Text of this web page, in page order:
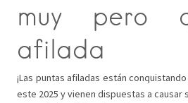
muy pero
afilada
¡Las puntas afiladas están
este 2025 y vienen dispuestas a causar